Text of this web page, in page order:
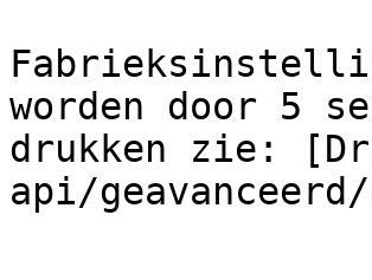
worden door 5
drukken zie: